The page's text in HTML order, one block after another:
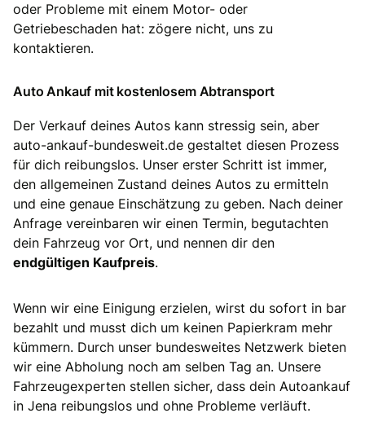
oder Probleme mit einem Motor- oder
Getriebeschaden hat: zögere nicht, uns zu
kontaktieren.
Auto Ankauf mit kostenlosem Abtransport
Der Verkauf deines Autos kann stressig sein, aber
auto-ankauf-bundesweit.de gestaltet diesen Prozess
für dich reibungslos. Unser erster Schritt ist immer,
den allgemeinen Zustand deines Autos zu ermitteln
und eine genaue Einschätzung zu geben. Nach deiner
Anfrage vereinbaren wir einen Termin, begutachten
dein Fahrzeug vor Ort, und nennen dir den
endgültigen Kaufpreis.
Wenn wir eine Einigung erzielen, wirst du sofort in bar
bezahlt und musst dich um keinen Papierkram mehr
kümmern. Durch unser bundesweites Netzwerk bieten
wir eine Abholung noch am selben Tag an. Unsere
Fahrzeugexperten stellen sicher, dass dein Autoankauf
in Jena reibungslos und ohne Probleme verläuft.